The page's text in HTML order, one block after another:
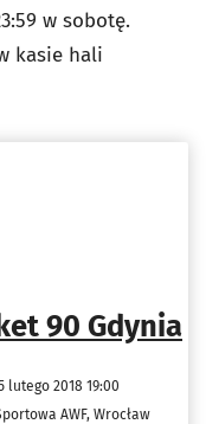
w sobotę.
kasie hali
90 Gdynia
lutego 2018 19:00
AWF, Wrocław